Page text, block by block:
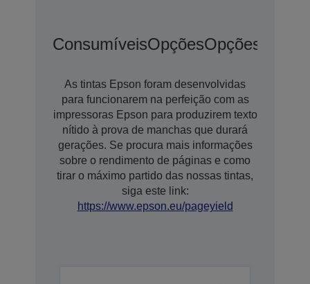
ConsumíveisOpçõesOpções De
As tintas Epson foram desenvolvidas
para funcionarem na perfeição com as
impressoras Epson para produzirem texto
nítido à prova de manchas que durará
gerações. Se procura mais informações
sobre o rendimento de páginas e como
tirar o máximo partido das nossas tintas,
siga este link:
https://www.epson.eu/pageyield